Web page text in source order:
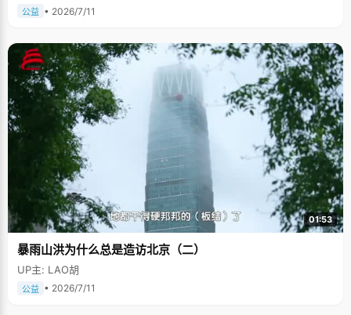
公益 • 2026/7/11
01:53
暴雨山洪为什么总是造访北京（二）
UP主: LAO胡
公益 • 2026/7/11